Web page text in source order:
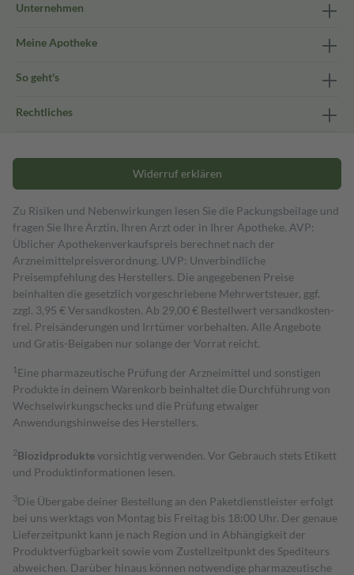
Unternehmen
Meine Apotheke
So geht's
Rechtliches
Widerruf erklären
Zu Risiken und Nebenwirkungen lesen Sie die Packungsbeilage und
fragen Sie Ihre Ärztin, Ihren Arzt oder in Ihrer Apotheke. AVP:
Üblicher Apothekenverkaufspreis berechnet nach der
Arzneimittelpreisverordnung. UVP: Unverbindliche
Preisempfehlung des Herstellers. Die angegebenen Preise
beinhalten die gesetzlich vorgeschriebene Mehrwertsteuer, ggf.
zzgl. 3,95 € Versandkosten. Ab 29,00 € Bestell­wert versand­kosten­
frei. Preisänderungen und Irrtümer vorbehalten. Alle Angebote
und Gratis-Beigaben nur solange der Vorrat reicht.
1 Eine pharmazeutische Prüfung der Arzneimittel und sonstigen
Produkte in deinem Warenkorb beinhaltet die Durchführung von
Wechselwirkungschecks und die Prüfung etwaiger
Anwendungshinweise des Herstellers.
2Biozidproduktevorsichtig verwenden. Vor Gebrauch stets Etikett
und Produktinformationen lesen.
3Die Übergabe deiner Bestellung an den Paketdienstleister erfolgt
bei uns werktags von Montag bis Freitag bis 18:00 Uhr. Der genaue
Lieferzeitpunkt kann je nach Region und in Abhängigkeit der
Produktverfügbarkeit sowie vom Zustellzeitpunkt des Spediteurs
abweichen. Darüber hinaus können notwendige pharmazeutische